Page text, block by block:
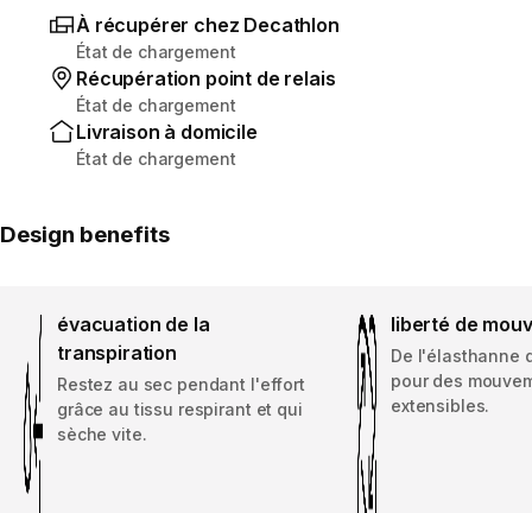
À récupérer chez Decathlon
État de chargement
Récupération point de relais
État de chargement
Livraison à domicile
État de chargement
Design benefits
évacuation de la
transpiration
Restez au sec pendant l'effort
grâce au tissu respirant et qui
sèche vite.
liberté de
De l'élasthanne
pour des
extensibles.